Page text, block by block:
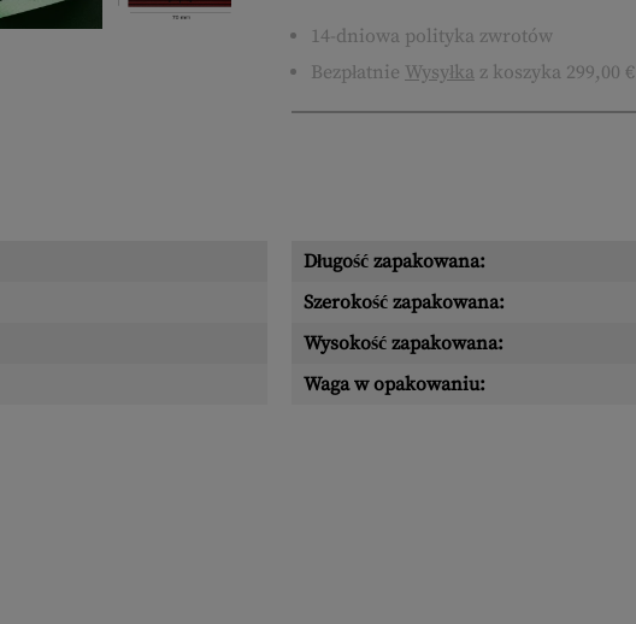
14-dniowa polityka zwrotów
Bezpłatnie Wysyłka z koszyka 299,00 €
Długość zapakowana:
Szerokość zapakowana:
Wysokość zapakowana:
Waga w opakowaniu: